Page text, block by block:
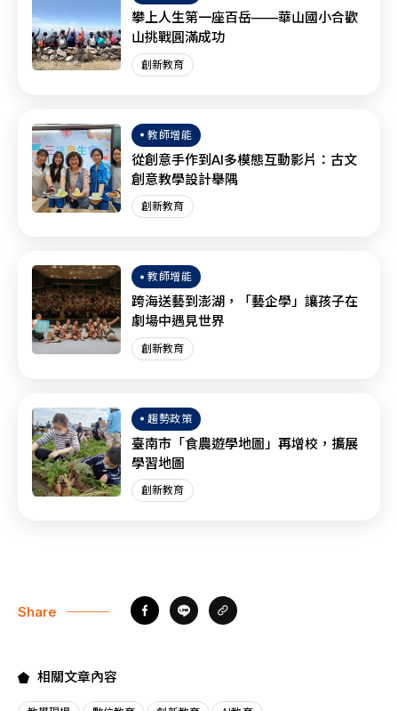
攀上人生第一座百岳——華山國小合歡
山挑戰圓滿成功
創新教育
教師增能
從創意手作到AI多模態互動影片：古文
創意教學設計舉隅
創新教育
教師增能
跨海送藝到澎湖，「藝企學」讓孩子在
劇場中遇見世界
創新教育
趨勢政策
臺南市「食農遊學地圖」再增校，擴展
學習地圖
創新教育
Share
相關文章內容